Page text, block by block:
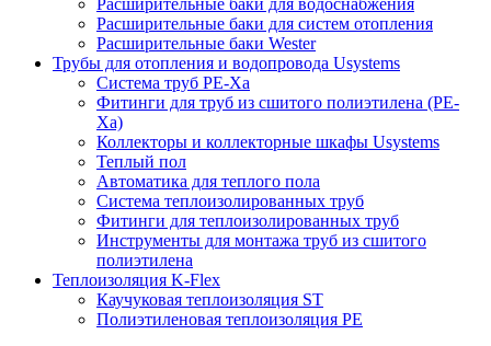
Расширительные баки для водоснабжения
Расширительные баки для систем отопления
Расширительные баки Wester
Трубы для отопления и водопровода Usystems
Система труб PE-Xa
Фитинги для труб из сшитого полиэтилена (PE-
Xa)
Коллекторы и коллекторные шкафы Usystems
Теплый пол
Автоматика для теплого пола
Система теплоизолированных труб
Фитинги для теплоизолированных труб
Инструменты для монтажа труб из сшитого
полиэтилена
Теплоизоляция K-Flex
Каучуковая теплоизоляция ST
Полиэтиленовая теплоизоляция PE